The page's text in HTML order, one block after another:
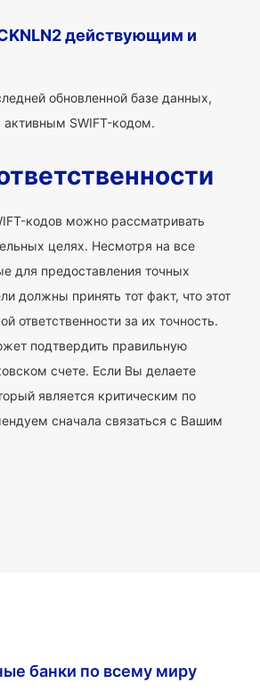
действующим и
обновленной базе данных,
активным SWIFT-кодом.
кодов можно рассматривать
целях. Несмотря на все
для предоставления точных
должны принять тот факт, что этот
ответственности за их точность.
подтвердить правильную
счете. Если Вы делаете
является критическим по
сначала связаться с Вашим
банки по всему миру